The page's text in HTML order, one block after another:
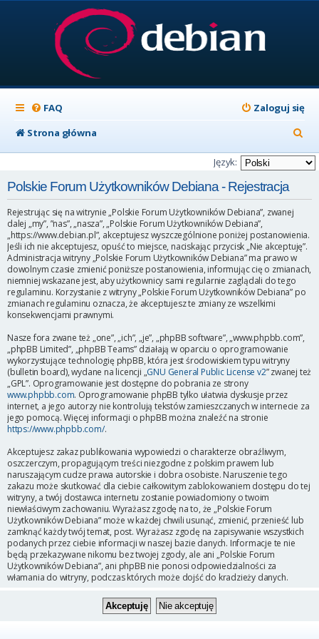
FAQ
Zaloguj się
Strona główna
z
u
j
Język:
Polskie Forum Użytkowników Debiana - Rejestracja
Rejestrując się na witrynie „Polskie Forum Użytkowników Debiana”, zwanej
dalej „my”, ”nas”, „nasza”, „Polskie Forum Użytkowników Debiana”,
„https://www.debian.pl”, akceptujesz wyszczególnione poniżej postanowienia.
Jeśli ich nie akceptujesz, opuść to miejsce, naciskając przycisk „Nie akceptuję”.
Administracja witryny „Polskie Forum Użytkowników Debiana” ma prawo w
dowolnym czasie zmienić poniższe postanowienia, informując cię o zmianach,
niemniej wskazane jest, aby użytkownicy sami regularnie zaglądali do tego
regulaminu. Korzystanie z witryny „Polskie Forum Użytkowników Debiana” po
zmianach regulaminu oznacza, że akceptujesz te zmiany ze wszelkimi
konsekwencjami prawnymi.
Nasze fora zwane też „one”, „ich”, „je”, „phpBB software”, „www.phpbb.com”,
„phpBB Limited”, „phpBB Teams” działają w oparciu o oprogramowanie
wykorzystujące technologię phpBB, która jest środowiskiem typu witryny
(bulletin board), wydane na licencji „GNU General Public License v2” zwanej też
„GPL”. Oprogramowanie jest dostępne do pobrania ze strony
www.phpbb.com. Oprogramowanie phpBB tylko ułatwia dyskusje przez
internet, a jego autorzy nie kontrolują tekstów zamieszczanych w internecie za
jego pomocą. Więcej informacji o phpBB można znaleźć na stronie
https://www.phpbb.com/.
Akceptujesz zakaz publikowania wypowiedzi o charakterze obraźliwym,
oszczerczym, propagującym treści niezgodne z polskim prawem lub
naruszającym cudze prawa autorskie i dobra osobiste. Naruszenie tego
zakazu może skutkować dla ciebie całkowitym zablokowaniem dostępu do tej
witryny, a twój dostawca internetu zostanie powiadomiony o twoim
niewłaściwym zachowaniu. Wyrażasz zgodę na to, że „Polskie Forum
Użytkowników Debiana” może w każdej chwili usunąć, zmienić, przenieść lub
zamknąć każdy twój temat, post. Wyrażasz zgodę na zapisywanie wszystkich
podanych przez ciebie informacji w naszej bazie danych. Informacje te nie
będą przekazywane nikomu bez twojej zgody, ale ani „Polskie Forum
Użytkowników Debiana”, ani phpBB nie ponosi odpowiedzialności za
włamania do witryny, podczas których może dojść do kradzieży danych.